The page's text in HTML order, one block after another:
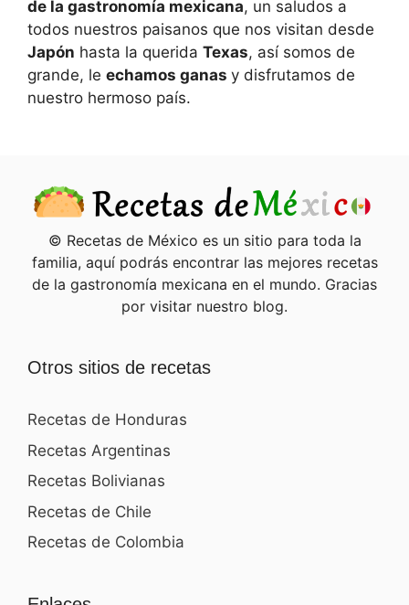
de la gastronomía mexicana, un saludos a
todos nuestros paisanos que nos visitan desde
Japón hasta la querida Texas, así somos de
grande, le echamos ganas y disfrutamos de
nuestro hermoso país.
© Recetas de México es un sitio para toda la
familia, aquí podrás encontrar las mejores recetas
de la gastronomía mexicana en el mundo. Gracias
por visitar nuestro blog.
Otros sitios de recetas
Recetas de Honduras
Recetas Argentinas
Recetas Bolivianas
Recetas de Chile
Recetas de Colombia